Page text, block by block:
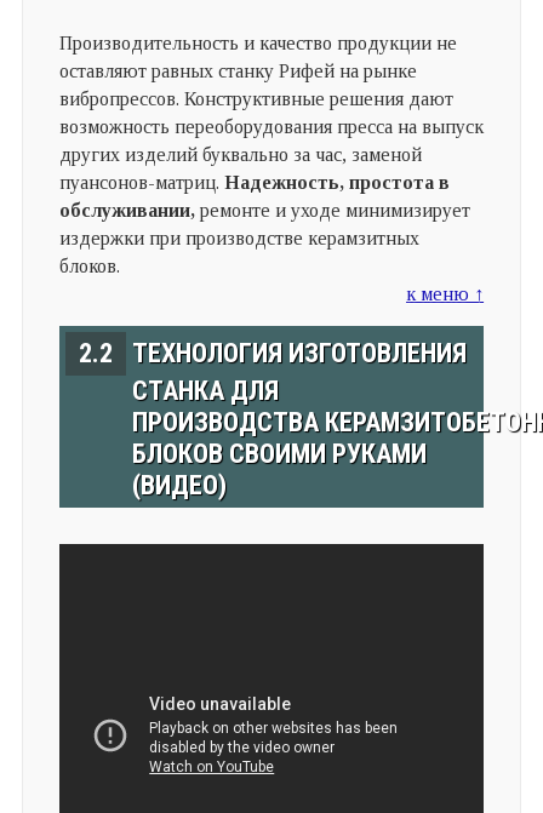
Производительность и качество продукции не
оставляют равных станку Рифей на рынке
вибропрессов. Конструктивные решения дают
возможность переоборудования пресса на выпуск
других изделий буквально за час, заменой
пуансонов-матриц. Надежность, простота в
обслуживании,ремонте и уходе минимизирует
издержки при производстве керамзитных
блоков.
к меню ↑
2.2
ТЕХНОЛОГИЯ ИЗГОТОВЛЕНИЯ
СТАНКА ДЛЯ
ПРОИЗВОДСТВА
БЛОКОВ СВОИМИ РУКАМИ
(ВИДЕО)